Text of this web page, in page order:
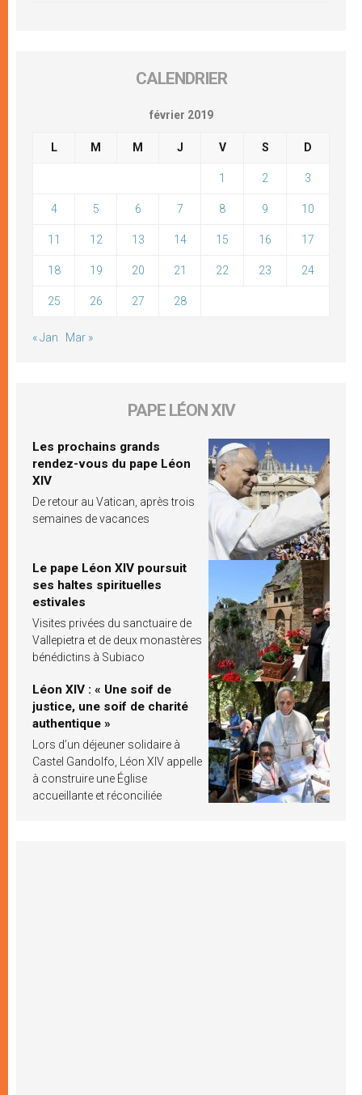
CALENDRIER
février 2019
L M M J V S D
1 2 3
4 5 6 7 8 9 10
11 12 13 14 15 16 17
18 19 20 21 22 23 24
25 26 27 28
« Jan Mar »
PAPE LÉON XIV
Les prochains grands
rendez-vous du pape Léon
XIV
De retour au Vatican, après trois
semaines de vacances
Le pape Léon XIV poursuit
ses haltes spirituelles
estivales
Visites privées du sanctuaire de
Vallepietra et de deux monastères
bénédictins à Subiaco
Léon XIV : « Une soif de
justice, une soif de charité
authentique »
Lors d’un déjeuner solidaire à
Castel Gandolfo, Léon XIV appelle
à construire une Église
accueillante et réconciliée